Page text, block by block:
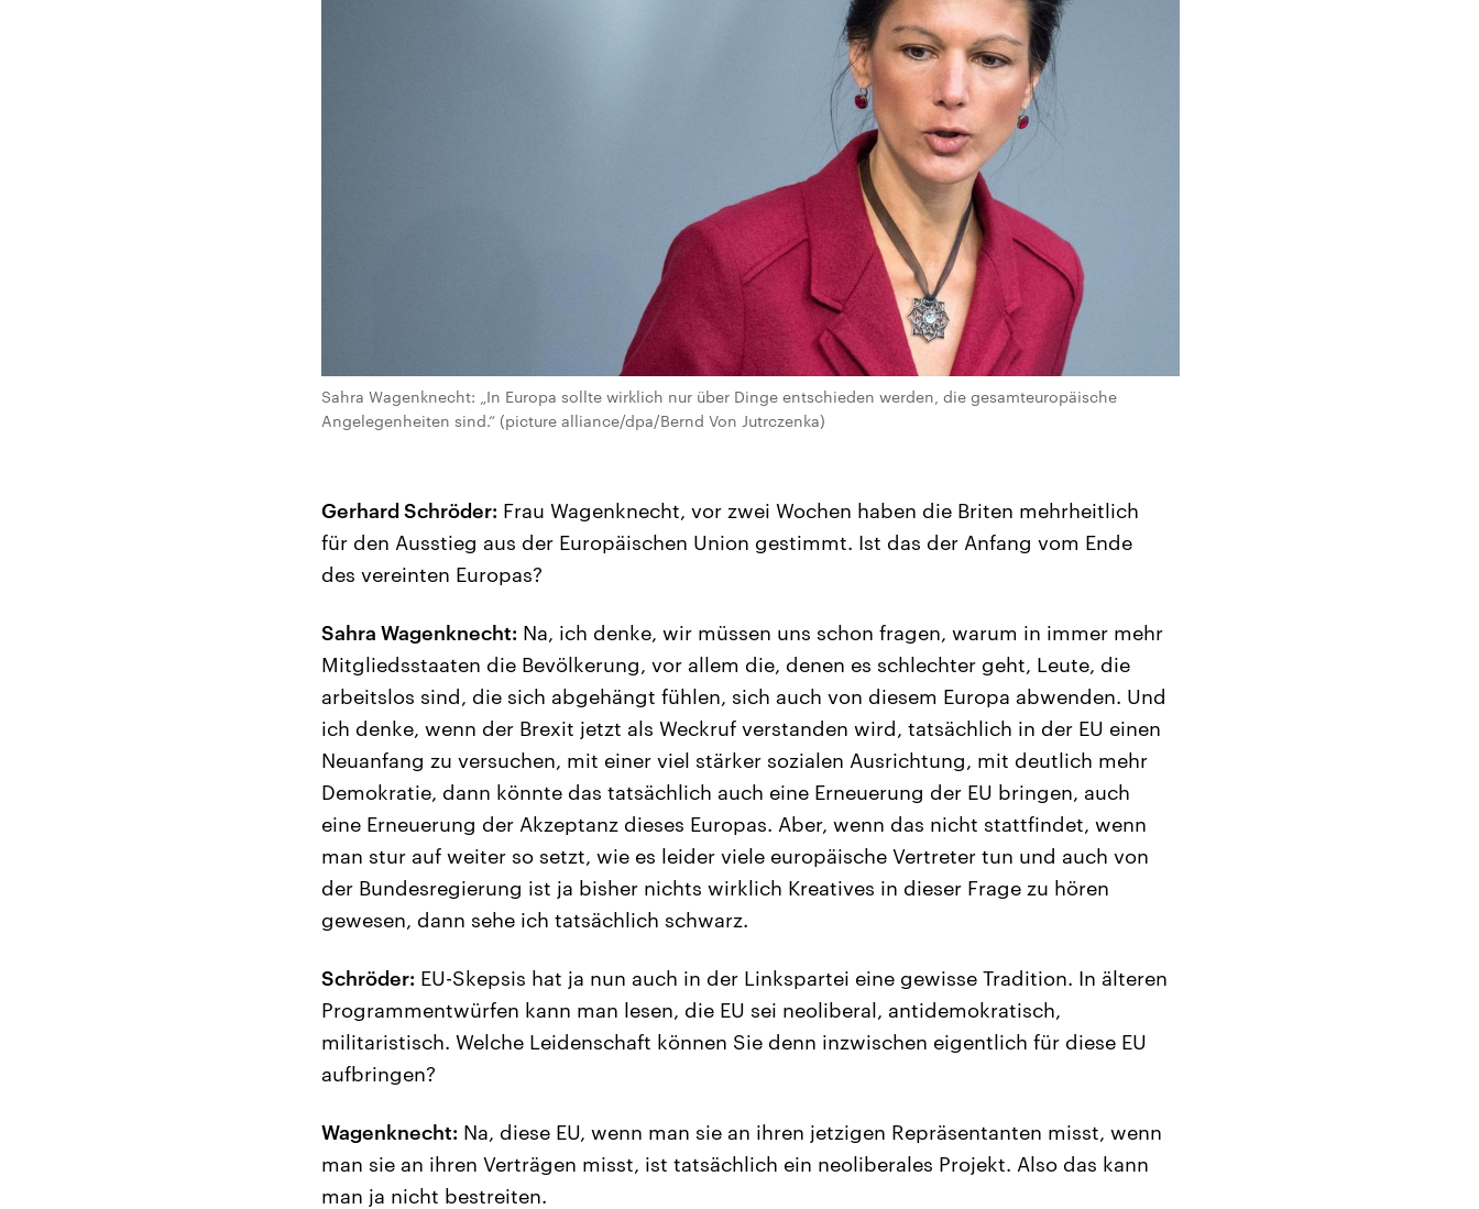
Sahra Wagenknecht: „In Europa sollte wirklich nur über Dinge entschieden werden, die gesamteuropäische
Angelegenheiten sind.“ (picture alliance/dpa/Bernd Von Jutrczenka)
Gerhard Schröder: Frau Wagenknecht, vor zwei Wochen haben die Briten mehrheitlich
für den Ausstieg aus der Europäischen Union gestimmt. Ist das der Anfang vom Ende
des vereinten Europas?
Sahra Wagenknecht: Na, ich denke, wir müssen uns schon fragen, warum in immer mehr
Mitgliedsstaaten die Bevölkerung, vor allem die, denen es schlechter geht, Leute, die
arbeitslos sind, die sich abgehängt fühlen, sich auch von diesem Europa abwenden. Und
ich denke, wenn der Brexit jetzt als Weckruf verstanden wird, tatsächlich in der EU einen
Neuanfang zu versuchen, mit einer viel stärker sozialen Ausrichtung, mit deutlich mehr
Demokratie, dann könnte das tatsächlich auch eine Erneuerung der EU bringen, auch
eine Erneuerung der Akzeptanz dieses Europas. Aber, wenn das nicht stattfindet, wenn
man stur auf weiter so setzt, wie es leider viele europäische Vertreter tun und auch von
der Bundesregierung ist ja bisher nichts wirklich Kreatives in dieser Frage zu hören
gewesen, dann sehe ich tatsächlich schwarz.
Schröder: EU-Skepsis hat ja nun auch in der Linkspartei eine gewisse Tradition. In älteren
Programmentwürfen kann man lesen, die EU sei neoliberal, antidemokratisch,
militaristisch. Welche Leidenschaft können Sie denn inzwischen eigentlich für diese EU
aufbringen?
Wagenknecht: Na, diese EU, wenn man sie an ihren jetzigen Repräsentanten misst, wenn
man sie an ihren Verträgen misst, ist tatsächlich ein neoliberales Projekt. Also das kann
man ja nicht bestreiten.